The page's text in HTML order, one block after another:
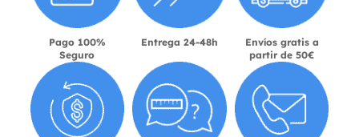
Pago 100%
Seguro
Entrega 24-48h
Envíos gratis a
partir de 50€